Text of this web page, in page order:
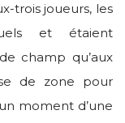
trois joueurs, les
et étaient
champ qu’aux
de zone pour
moment d’une